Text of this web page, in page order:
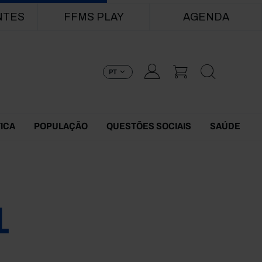
FFMS PLAY AGENDA
PT
POPULAÇÃO QUESTÕES SOCIAIS SAÚDE